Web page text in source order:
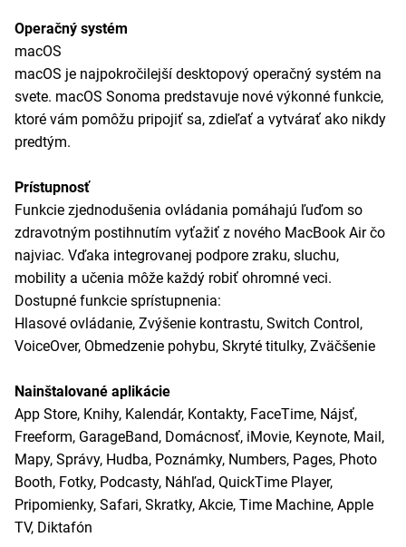
Operačný systém
macOS
macOS je najpokročilejší desktopový operačný systém na
svete. macOS Sonoma predstavuje nové výkonné funkcie,
ktoré vám pomôžu pripojiť sa, zdieľať a vytvárať ako nikdy
predtým.
Prístupnosť
Funkcie zjednodušenia ovládania pomáhajú ľuďom so
zdravotným postihnutím vyťažiť z nového MacBook Air čo
najviac. Vďaka integrovanej podpore zraku, sluchu,
mobility a učenia môže každý robiť ohromné veci.
Dostupné funkcie sprístupnenia:
Hlasové ovládanie, Zvýšenie kontrastu, Switch Control,
VoiceOver, Obmedzenie pohybu, Skryté titulky, Zväčšenie
Nainštalované aplikácie
App Store, Knihy, Kalendár, Kontakty, FaceTime, Nájsť,
Freeform, GarageBand, Domácnosť, iMovie, Keynote, Mail,
Mapy, Správy, Hudba, Poznámky, Numbers, Pages, Photo
Booth, Fotky, Podcasty, Náhľad, QuickTime Player,
Pripomienky, Safari, Skratky, Akcie, Time Machine, Apple
TV, Diktafón